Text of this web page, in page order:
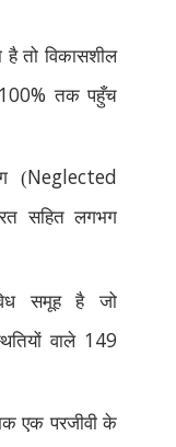
है तो विकासशील
100% तक पहुँच
(Neglected
सहित लगभग
समूह है जो
वाले 149
एक परजीवी के